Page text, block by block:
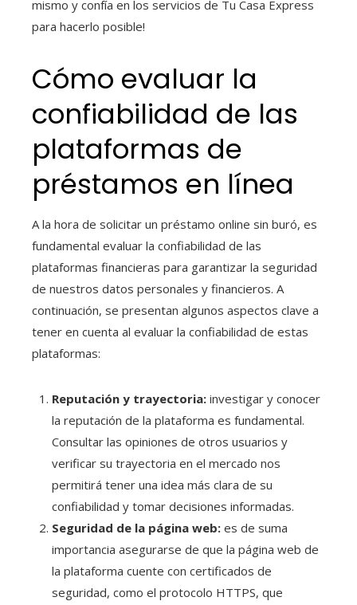
mismo y confía en los servicios de Tu Casa Express
para hacerlo posible!
Cómo evaluar la
confiabilidad de las
plataformas de
préstamos en línea
A la hora de solicitar un préstamo online sin buró, es
fundamental evaluar la confiabilidad de las
plataformas financieras para garantizar la seguridad
de nuestros datos personales y financieros. A
continuación, se presentan algunos aspectos clave a
tener en cuenta al evaluar la confiabilidad de estas
plataformas:
Reputación y trayectoria: investigar y conocer
la reputación de la plataforma es fundamental.
Consultar las opiniones de otros usuarios y
verificar su trayectoria en el mercado nos
permitirá tener una idea más clara de su
confiabilidad y tomar decisiones informadas.
Seguridad de la página web: es de suma
importancia asegurarse de que la página web de
la plataforma cuente con certificados de
seguridad, como el protocolo HTTPS, que